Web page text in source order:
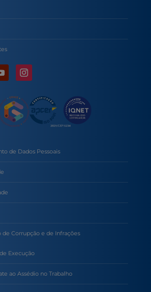
de Dados Pessoais
de Corrupção e de Infrações
Execução
ao Assédio no Trabalho